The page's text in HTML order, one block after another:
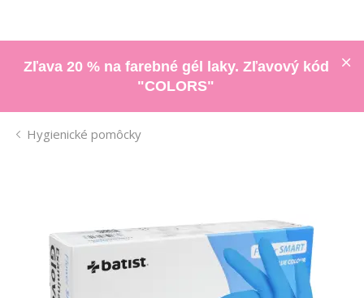
Zľava 20 % na farebné gél laky. Zľavový kód
"COLORS"
Hygienické pomôcky